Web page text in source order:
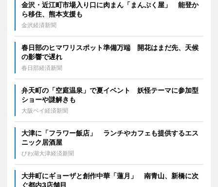
金沢・近江町市場入り口に肉まん「まんぷく屋」 能登か
ら移住、熊本支援も
金沢経済新聞
春日部のヒマワリスポット準備万端 開花はまだ先、天候
の影響で遅れ
春日部経済新聞
弁天町の「空庭温泉」で夏イベント 妖怪テーマに参加型
ショーや謎解きも
大阪ベイ経済新聞
大津に「フラワー飯店」 ランチやカフェも提供するエス
ニック居酒屋
びわ湖大津経済新聞
大井町にギョーザと創作中華「蓮月」 南青山、新橋に次
ぐ都内3店舗目